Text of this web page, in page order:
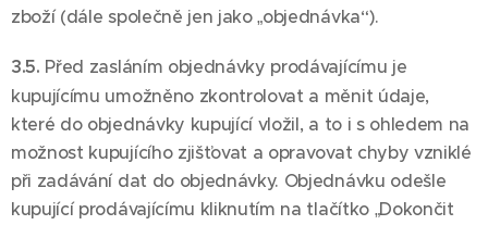
zboží (dále společně jen jako „objednávka“).
3.5. Před zasláním objednávky prodávajícímu je
kupujícímu umožněno zkontrolovat a měnit údaje,
které do objednávky kupující vložil, a to i s ohledem na
možnost kupujícího zjišťovat a opravovat chyby vzniklé
při zadávání dat do objednávky. Objednávku odešle
kupující prodávajícímu kliknutím na tlačítko „Dokončit